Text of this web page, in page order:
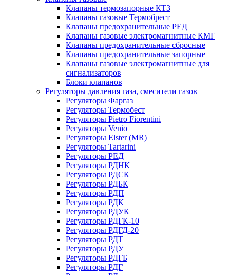
Клапаны термозапорные КТЗ
Клапаны газовые Термобрест
Клапаны предохранительные РЕД
Клапаны газовые электромагнитные КМГ
Клапаны предохранительные сбросные
Клапаны предохранительные запорные
Клапаны газовые электромагнитные для
сигнализаторов
Блоки клапанов
Регуляторы давления газа, смесители газов
Регуляторы Фаргаз
Регуляторы Термобест
Регуляторы Pietro Fiorentini
Регуляторы Venio
Регуляторы Elster (MR)
Регуляторы Tartarini
Регуляторы РЕД
Регуляторы РДНК
Регуляторы РДСК
Регуляторы РДБК
Регуляторы РДП
Регуляторы РДК
Регуляторы РДУК
Регуляторы РДГК-10
Регуляторы РДГД-20
Регуляторы РДТ
Регуляторы РДУ
Регуляторы РДГБ
Регуляторы РДГ